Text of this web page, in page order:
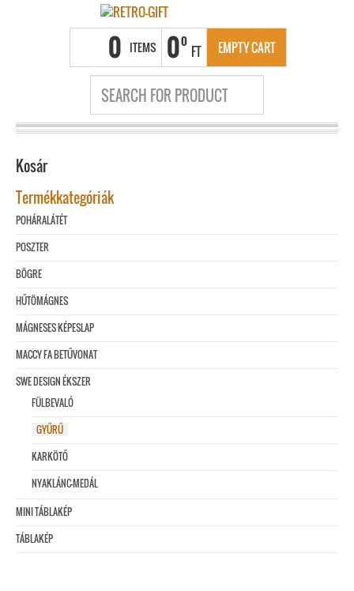
0 ITEMS 00
FT EMPTY CART
Kosár
Termékkategóriák
POHÁRALÁTÉT
POSZTER
BÖGRE
HŰTÖMÁGNES
MÁGNESES KÉPESLAP
MACCY FA BETŰVONAT
SWE DESIGN ÉKSZER
FÜLBEVALÓ
GYŰRŰ
KARKÖTŐ
NYAKLÁNC-MEDÁL
MINI TÁBLAKÉP
TÁBLAKÉP